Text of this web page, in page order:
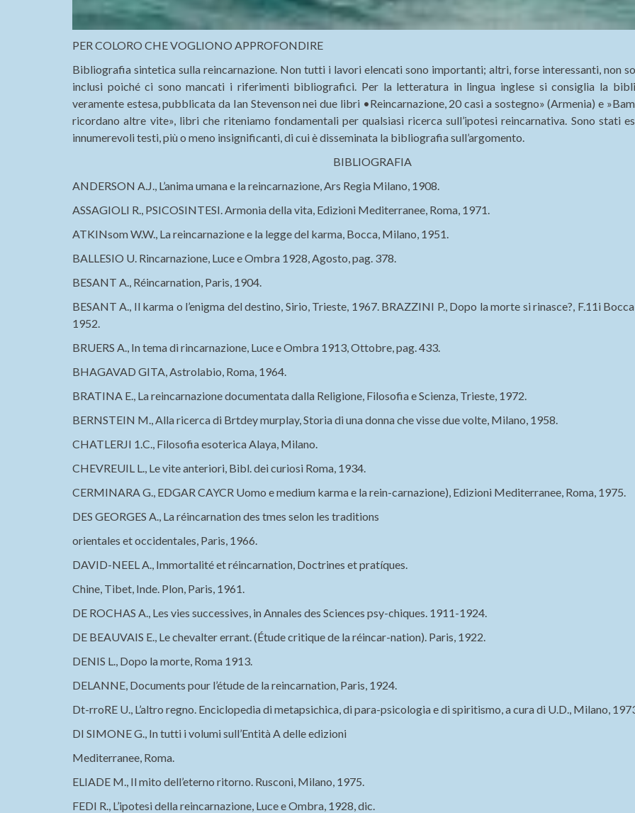
PER COLORO CHE VOGLIONO APPROFONDIRE
Bibliografia sintetica sulla reincarnazione. Non tutti i lavori elencati sono importanti; altri, forse interessanti, non
inclusi poiché ci sono mancati i riferimenti bibliografici. Per la letteratura in lingua inglese si consiglia la
veramente estesa, pubblicata da Ian Stevenson nei due libri •Reincarnazione, 20 casi a sostegno» (Armenia) e
ricordano altre vite», libri che riteniamo fondamentali per qualsiasi ricerca sull’ipotesi reincarnativa. Sono stati
innumerevoli testi, più o meno insignificanti, di cui è disseminata la bibliografia sull’argomento.
BIBLIOGRAFIA
ANDERSON A.J., L’anima umana e la reincarnazione, Ars Regia Milano, 1908.
ASSAGIOLI R., PSICOSINTESI. Armonia della vita, Edizioni Mediterranee, Roma, 1971.
ATKINsom W.W., La reincarnazione e la legge del karma, Bocca, Milano, 1951.
BALLESIO U. Rincarnazione, Luce e Ombra 1928, Agosto, pag. 378.
BESANT A., Réincarnation, Paris, 1904.
BESANT A., Il karma o l’enigma del destino, Sirio, Trieste, 1967. BRAZZINI P., Dopo la morte si rinasce?, F.11i
1952.
BRUERS A., In tema di rincarnazione, Luce e Ombra 1913, Ottobre, pag. 433.
BHAGAVAD GITA, Astrolabio, Roma, 1964.
BRATINA E., La reincarnazione documentata dalla Religione, Filosofia e Scienza, Trieste, 1972.
BERNSTEIN M., Alla ricerca di Brtdey murplay, Storia di una donna che visse due volte, Milano, 1958.
CHATLERJI 1.C., Filosofia esoterica Alaya, Milano.
CHEVREUIL L., Le vite anteriori, Bibl. dei curiosi Roma, 1934.
CERMINARA G., EDGAR CAYCR Uomo e medium karma e la rein-carnazione), Edizioni Mediterranee, Roma, 1975.
DES GEORGES A., La réincarnation des tmes selon les traditions
orientales et occidentales, Paris, 1966.
DAVID-NEEL A., Immortalité et réincarnation, Doctrines et pratíques.
Chine, Tibet, Inde. Plon, Paris, 1961.
DE ROCHAS A., Les vies successives, in Annales des Sciences psy-chiques. 1911-1924.
DE BEAUVAIS E., Le chevalter errant. (Étude critique de la réincar-nation). Paris, 1922.
DENIS L., Dopo la morte, Roma 1913.
DELANNE, Documents pour l’étude de la reincarnation, Paris, 1924.
Dt-rroRE U., L’altro regno. Enciclopedia di metapsichica, di para-psicologia e di spiritismo, a cura di U.D., Milano,
DI SIMONE G., In tutti i volumi sull’Entità A delle edizioni
Mediterranee, Roma.
ELIADE M., Il mito dell’eterno ritorno. Rusconi, Milano, 1975.
FEDI R., L’ipotesi della reincarnazione, Luce e Ombra, 1928, dic.